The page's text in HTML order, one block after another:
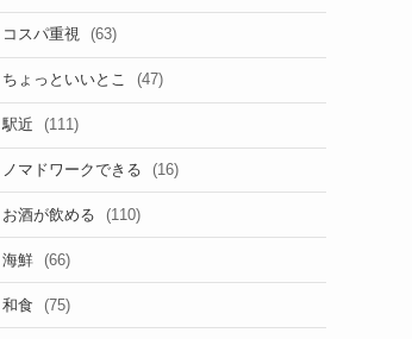
コスパ重視 (63)
ちょっといいとこ (47)
駅近 (111)
ノマドワークできる (16)
お酒が飲める (110)
海鮮 (66)
和食 (75)